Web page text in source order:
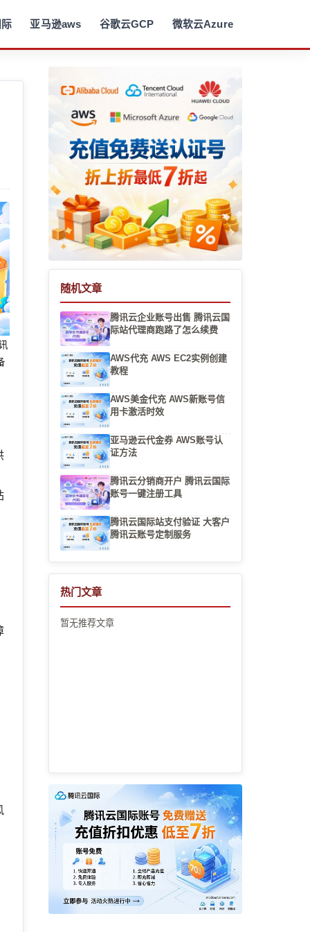
亚马逊aws 谷歌云GCP 微软云Azure
随机文章
腾讯云企业账号出售 腾讯云国
际站代理商跑路了怎么续费
AWS代充 AWS EC2实例创建
教程
AWS美金代充 AWS新账号信
用卡激活时效
亚马逊云代金券 AWS账号认
证方法
腾讯云分销商开户 腾讯云国际
账号一键注册工具
腾讯云国际站支付验证 大客户
腾讯云账号定制服务
热门文章
暂无推荐文章